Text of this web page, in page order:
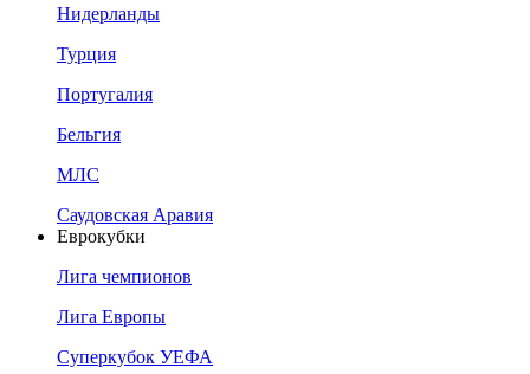
Нидерланды
Турция
Португалия
Бельгия
МЛС
Саудовская Аравия
Еврокубки
Лига чемпионов
Лига Европы
Суперкубок УЕФА